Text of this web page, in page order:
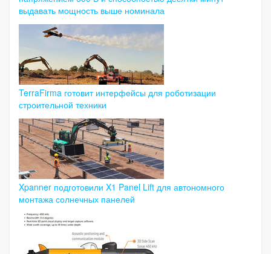
выдавать мощность выше номинала
TerraFirma готовит интерфейсы для роботизации
строительной техники
Xpanner подготовили X1 Panel Lift для автономного
монтажа солнечных панелей